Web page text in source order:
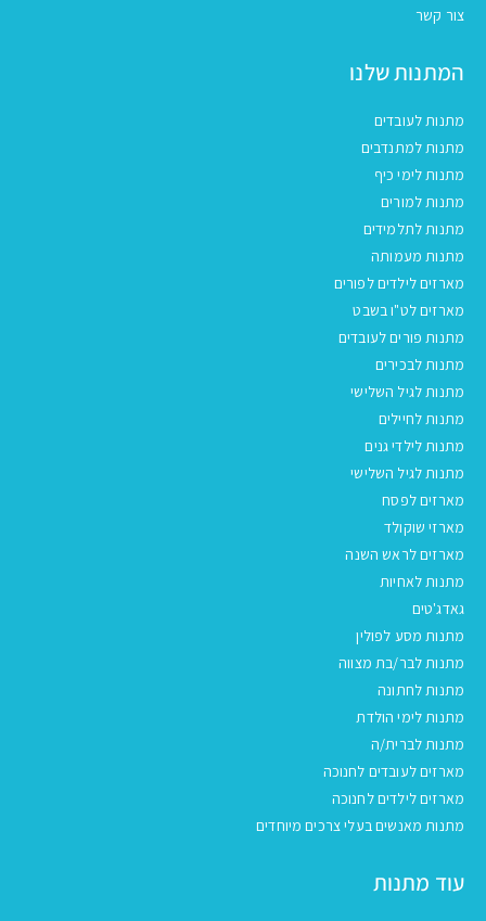
צור קשר
המתנות שלנו
מתנות לעובדים
מתנות למתנדבים
מתנות לימי כיף
מתנות למורים
מתנות לתלמידים
מתנות מעמותה
מארזים לילדים לפורים
מארזים לט"ו בשבט
מתנות פורים לעובדים
מתנות לבכירים
מתנות לגיל השלישי
מתנות לחיילים
מתנות לילדי גנים
מתנות לגיל השלישי
מארזים לפסח
מארזי שוקולד
מארזים לראש השנה
מתנות לאחיות
גאדג'טים
מתנות מסע לפולין
מתנות לבר/בת מצווה
מתנות לחתונה
מתנות לימי הולדת
מתנות לברית/ה
מארזים לעובדים לחנוכה
מארזים לילדים לחנוכה
מתנות מאנשים בעלי צרכים מיוחדים
עוד מתנות